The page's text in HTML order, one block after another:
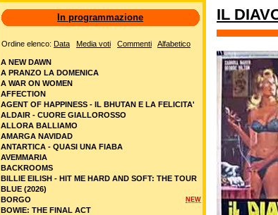
IL
In programmazione
Ordine elenco: Data Media voti Commenti Alfabetico
A NEW DAWN
A PRANZO LA DOMENICA
A WAR ON WOMEN
AFFECTION
AGENT OF HAPPINESS - IL BHUTAN E LA FELICITA'
ALDAIR - CUORE GIALLOROSSO
ALLORA BALLIAMO
AMARGA NAVIDAD
ANTARTICA - QUASI UNA FIABA
AVEMMARIA
BACKROOMS
BILLIE EILISH - HIT ME HARD AND SOFT: THE TOUR
BLUE (2026)
NEW
BORGO
BOWIE: THE FINAL ACT